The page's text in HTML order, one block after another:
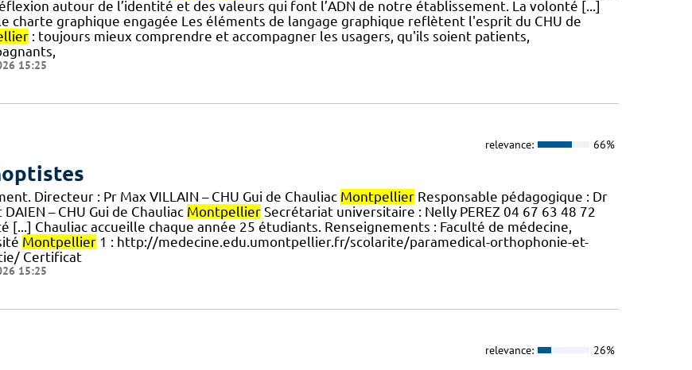
autour de l’identité et des valeurs qui font l’ADN de notre établissement. La volonté [...]
charte graphique engagée Les éléments de langage graphique reflètent l'esprit du CHU de
: toujours mieux comprendre et accompagner les usagers, qu'ils soient patients,
15:25
relevance: 66%
Directeur : Pr Max VILLAIN – CHU Gui de Chauliac MontpellierResponsable pédagogique : Dr
– CHU Gui de Chauliac MontpellierSecrétariat universitaire : Nelly PEREZ 04 67 63 48 72
[...] Chauliac accueille chaque année 25 étudiants. Renseignements : Faculté de médecine,
Montpellier1 : http://medecine.edu.umontpellier.fr/scolarite/paramedical-orthophonie-et-
Certificat
15:25
relevance: 26%